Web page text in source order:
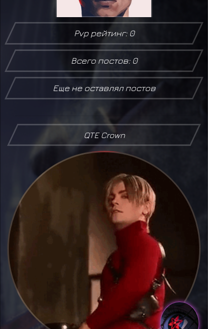
Pvp рейтинг: 0
Всего постов: 0
Еще не оставлял постов
QTE Crown